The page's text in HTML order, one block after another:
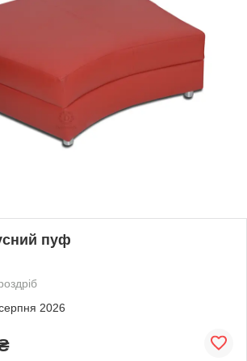
пуф
2026